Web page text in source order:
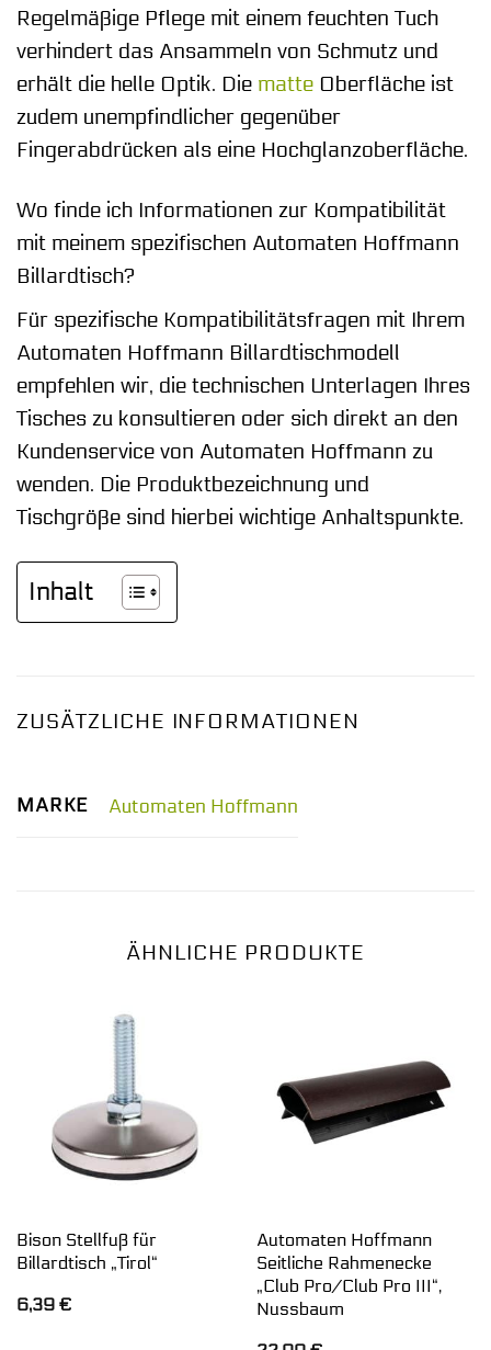
Regelmäßige Pflege mit einem feuchten Tuch
verhindert das Ansammeln von Schmutz und
erhält die helle Optik. Die matte Oberfläche ist
zudem unempfindlicher gegenüber
Fingerabdrücken als eine Hochglanzoberfläche.
Wo finde ich Informationen zur Kompatibilität
mit meinem spezifischen Automaten Hoffmann
Billardtisch?
Für spezifische Kompatibilitätsfragen mit Ihrem
Automaten Hoffmann Billardtischmodell
empfehlen wir, die technischen Unterlagen Ihres
Tisches zu konsultieren oder sich direkt an den
Kundenservice von Automaten Hoffmann zu
wenden. Die Produktbezeichnung und
Tischgröße sind hierbei wichtige Anhaltspunkte.
Inhalt
ZUSÄTZLICHE INFORMATIONEN
MARKE Automaten Hoffmann
ÄHNLICHE PRODUKTE
Bison Stellfuß für
Billardtisch „Tirol“
6,39 €
Automaten Hoffmann
Seitliche Rahmenecke
„Club Pro/Club Pro III“,
Nussbaum